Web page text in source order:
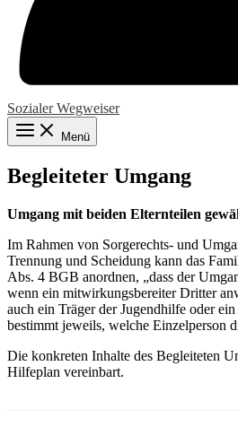
Sozialer Wegweiser
Menü
Begleiteter Umgang
Umgang mit beiden Elternteilen
Im Rahmen von Sorgerechts- und
Trennung und Scheidung kann das
Abs. 4 BGB anordnen, „dass der
wenn ein mitwirkungsbereiter Dritter
auch ein Träger der Jugendhilfe oder
bestimmt jeweils, welche Einzelperson
Die konkreten Inhalte des Begleiteten
Hilfeplan vereinbart.